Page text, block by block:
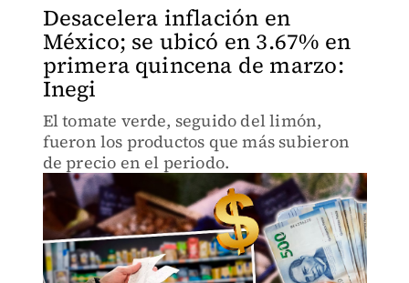
Desacelera inflación en
México; se ubicó en 3.67% en
primera quincena de marzo:
Inegi
El tomate verde, seguido del limón,
fueron los productos que más subieron
de precio en el periodo.